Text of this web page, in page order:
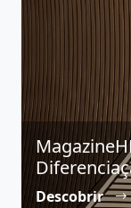
Descobrir